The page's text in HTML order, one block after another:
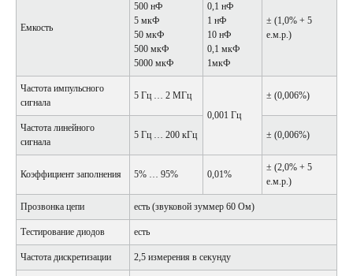
Емкость
500 нФ
5 мкФ
50 мкФ
500 мкФ
5000 мкФ
0,1 нФ
1 нФ
10 нФ
0,1 мкФ
1мкФ
± (1,0% + 5
е.м.р.)
Частота импульсного
сигнала
5 Гц … 2 МГц
0,001 Гц
± (0,006%)
Частота линейного
сигнала
5 Гц … 200 кГц ± (0,006%)
Коэффициент заполнения 5% … 95% 0,01%
± (2,0% + 5
е.м.р.)
Прозвонка цепи есть (звуковой зуммер 60 Ом)
Тестирование диодов есть
Частота дискретизации 2,5 измерения в секунду